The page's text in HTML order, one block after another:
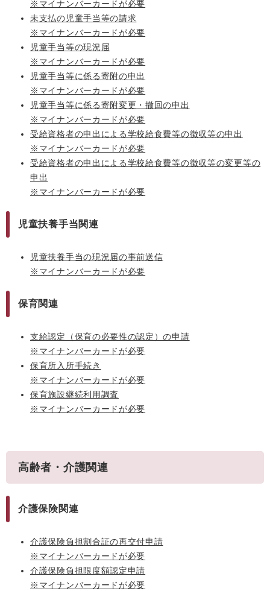
※マイナンバーカードが必要
未支払の児童手当等の請求
※マイナンバーカードが必要
児童手当等の現況届
※マイナンバーカードが必要
児童手当等に係る寄附の申出
※マイナンバーカードが必要
児童手当等に係る寄附変更・撤回の申出
※マイナンバーカードが必要
受給資格者の申出による学校給食費等の徴収等の申出
※マイナンバーカードが必要
受給資格者の申出による学校給食費等の徴収等の変更等の
申出
※マイナンバーカードが必要
児童扶養手当関連
児童扶養手当の現況届の事前送信
※マイナンバーカードが必要
保育関連
支給認定（保育の必要性の認定）の申請
※マイナンバーカードが必要
保育所入所手続き
※マイナンバーカードが必要
保育施設継続利用調査
※マイナンバーカードが必要
高齢者・介護関連
介護保険関連
介護保険負担割合証の再交付申請
※マイナンバーカードが必要
介護保険負担限度額認定申請
※マイナンバーカードが必要